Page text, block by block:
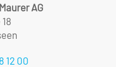
AG
12 00